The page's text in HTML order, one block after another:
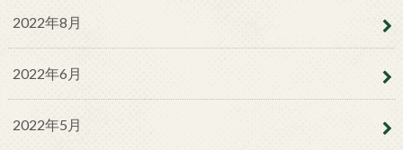
2022年8月
2022年6月
2022年5月